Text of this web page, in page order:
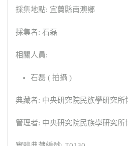
採集地點: 宜蘭縣南澳鄉
採集者: 石磊
相關人員:
石磊 ( 拍攝 )
典藏者: 中央研究院民族學研究所
管理者: 中央研究院民族學研究所